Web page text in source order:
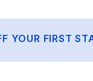
YOUR FIRST